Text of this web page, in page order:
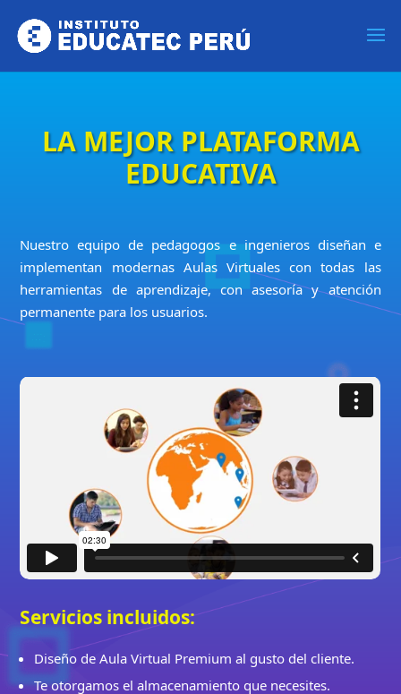
LA MEJOR PLATAFORMA
EDUCATIVA
Nuestro equipo de pedagogos e ingenieros diseñan e
implementan modernas Aulas Virtuales con todas las
herramientas de aprendizaje, con asesoría y atención
permanente para los usuarios.
Servicios incluidos:
Diseño de Aula Virtual Premium al gusto del cliente.
Te otorgamos el almacenamiento que necesites.